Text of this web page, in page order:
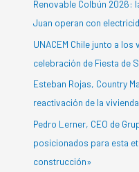
Renovable Colbún 2026:
Juan operan con
UNACEM Chile junto a
celebración de Fiesta de
Esteban Rojas, Country
reactivación de la
Pedro Lerner, CEO de
posicionados para esta
construcción»